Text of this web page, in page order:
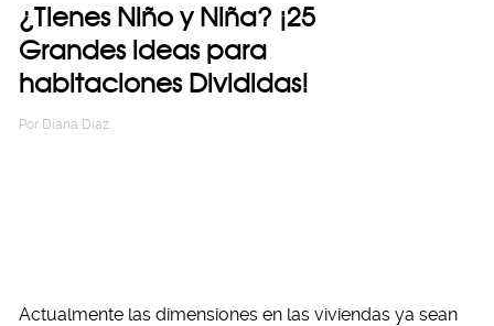
¿Tienes Niño y Niña? ¡25
Grandes ideas para
habitaciones Divididas!
Por Diana Diaz
Actualmente las dimensiones en las viviendas ya sean